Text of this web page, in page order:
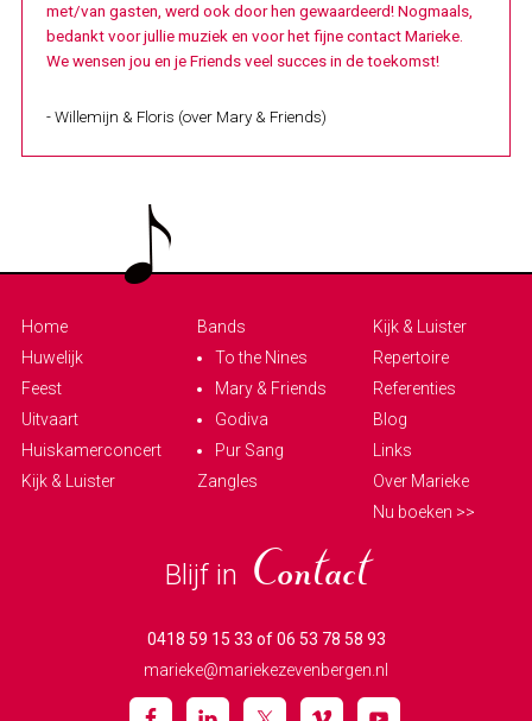
met/van gasten, werd ook door hen gewaardeerd! Nogmaals,
bedankt voor jullie muziek en voor het fijne contact Marieke.
We wensen jou en je Friends veel succes in de toekomst!
- Willemijn & Floris (over Mary & Friends)
Home
Huwelijk
Feest
Uitvaart
Huiskamerconcert
Kijk & Luister
Bands
To the Nines
Mary & Friends
Godiva
Pur Sang
Zangles
Kijk & Luister
Repertoire
Referenties
Blog
Links
Over Marieke
Nu boeken >>
Blijf in Contact
0418 59 15 33 of 06 53 78 58 93
marieke@mariekezevenbergen.nl